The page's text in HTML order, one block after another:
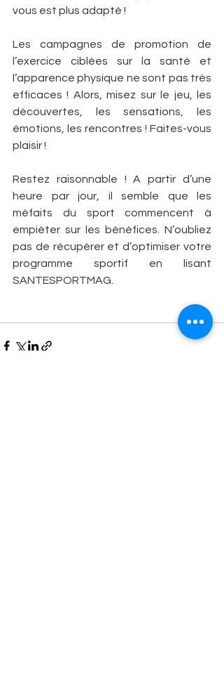
vous est plus adapté !
Les campagnes de promotion de
l’exercice ciblées sur la santé et
l’apparence physique ne sont pas très
efficaces ! Alors, misez sur le jeu, les
découvertes, les sensations, les
émotions, les rencontres ! Faites-vous
plaisir !
Restez raisonnable ! A partir d’une
heure par jour, il semble que les
méfaits du sport commencent à
empiéter sur les bénéfices. N’oubliez
pas de récupérer et d’optimiser votre
programme sportif en lisant
SANTESPORTMAG.